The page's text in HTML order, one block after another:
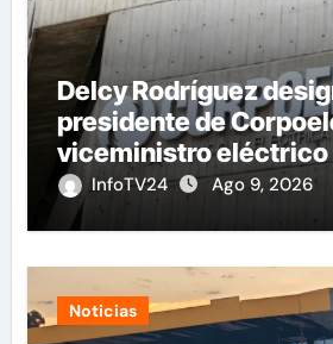
Delcy Rodríguez
presidente de
viceministro eléctrico
recuperación del
InfoTV24 Ago 9, 2026
Noticias